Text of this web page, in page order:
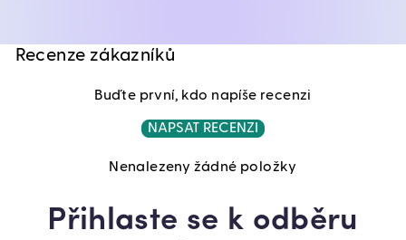
Recenze zákazníků
Buďte první, kdo napíše recenzi
NAPSAT RECENZI
Nenalezeny žádné položky
Přihlaste se k odběru